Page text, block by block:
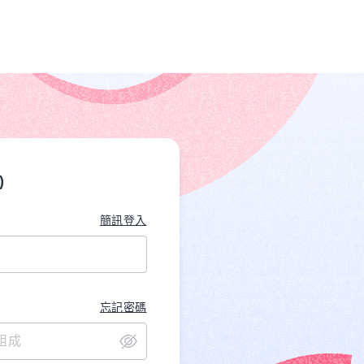
簡訊登入
忘記密碼